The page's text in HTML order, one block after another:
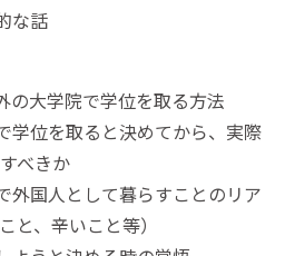
な話
大学院で学位を取る方法
学位を取ると決めてから、実際
べきか
外国人として暮らすことのリア
と、辛いこと等）